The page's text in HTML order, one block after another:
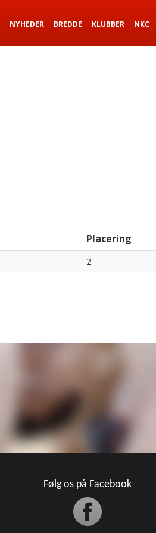
NYHEDER BREDDE KLUBBER NKC
Placering
2
Følg os på Facebook